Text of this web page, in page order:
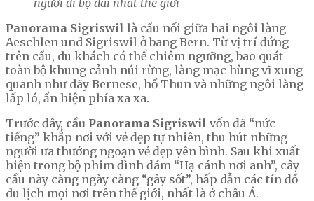
Panorama Sigriswil là cầu nối giữa hai ngôi làng
Aeschlen und Sigriswil ở bang Bern. Từ vị trí đứng
trên cầu, du khách có thể chiêm ngưỡng, bao quát
toàn bộ khung cảnh núi rừng, làng mạc hùng vĩ xung
quanh như dãy Bernese, hồ Thun và những ngôi làng
lấp ló, ẩn hiện phía xa xa.
Trước đây, cầu Panorama Sigriswil vốn đã “nức
tiếng” khắp nơi với vẻ đẹp tự nhiên, thu hút những
người ưa thưởng ngoạn vẻ đẹp yên bình. Sau khi xuất
hiện trong bộ phim đình đám “Hạ cánh nơi anh”, cây
cầu này càng ngày càng “gây sốt”, hấp dẫn các tín đồ
du lịch mọi nơi trên thế giới, nhất là ở châu Á.